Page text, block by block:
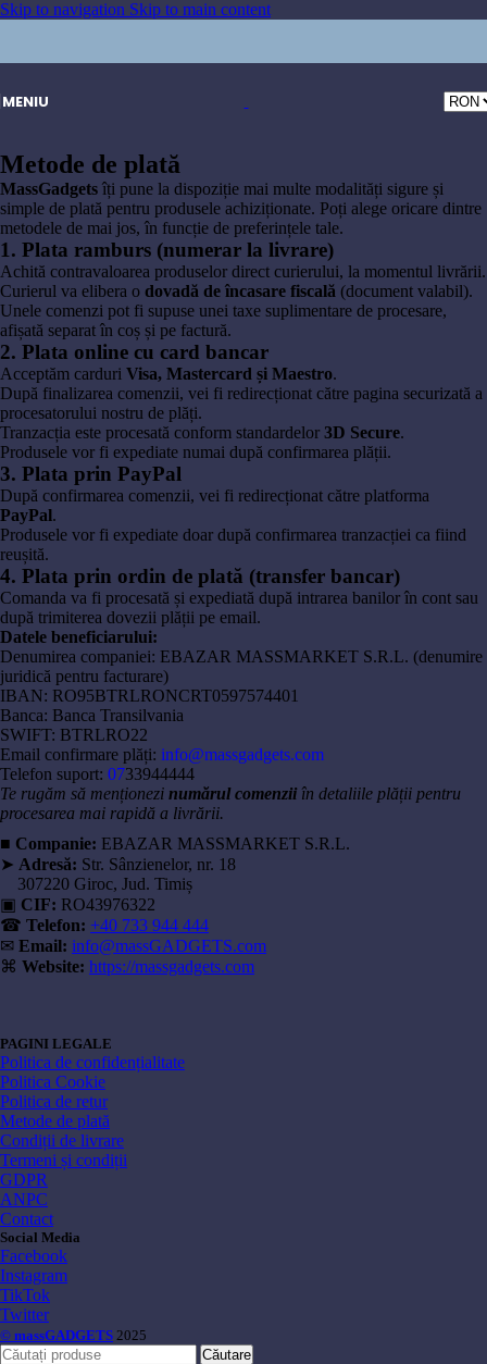
Skip to navigation Skip to main content
MENIU
Metode de plată
MassGadgets îți pune la dispoziție mai multe modalități sigure și
simple de plată pentru produsele achiziționate. Poți alege oricare dintre
metodele de mai jos, în funcție de preferințele tale.
1. Plata ramburs (numerar la livrare)
Achită contravaloarea produselor direct curierului, la momentul livrării.
Curierul va elibera o dovadă de încasare fiscală (document valabil).
Unele comenzi pot fi supuse unei taxe suplimentare de procesare,
afișată separat în coș și pe factură.
2. Plata online cu card bancar
Acceptăm carduri Visa, Mastercard și Maestro.
După finalizarea comenzii, vei fi redirecționat către pagina securizată a
procesatorului nostru de plăți.
Tranzacția este procesată conform standardelor 3D Secure.
Produsele vor fi expediate numai după confirmarea plății.
3. Plata prin PayPal
După confirmarea comenzii, vei fi redirecționat către platforma
PayPal.
Produsele vor fi expediate doar după confirmarea tranzacției ca fiind
reușită.
4. Plata prin ordin de plată (transfer bancar)
Comanda va fi procesată și expediată după intrarea banilor în cont sau
după trimiterea dovezii plății pe email.
Datele beneficiarului:
Denumirea companiei: EBAZAR MASSMARKET S.R.L. (denumire
juridică pentru facturare)
IBAN: RO95BTRLRONCRT0597574401
Banca: Banca Transilvania
SWIFT: BTRLRO22
Email confirmare plăți: info@massgadgets.com
Telefon suport: 0733944444
Te rugăm să menționezi numărul comenziiîn detaliile plății pentru
procesarea mai rapidă a livrării.
■ Companie: EBAZAR MASSMARKET S.R.L.
➤ Adresă: Str. Sânzienelor, nr. 18
307220 Giroc, Jud. Timiș
▣ CIF: RO43976322
☎ Telefon: +40 733 944 444
✉ Email: info@massGADGETS.com
⌘ Website: https://massgadgets.com
PAGINI LEGALE
Politica de confidențialitate
Politica Cookie
Politica de retur
Metode de plată
Condiții de livrare
Termeni și condiții
GDPR
ANPC
Contact
Social Media
Facebook
Instagram
TikTok
Twitter
© massGADGETS 2025
Căutare